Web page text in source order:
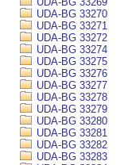
UDA-BG 33270
UDA-BG 33271
UDA-BG 33272
UDA-BG 33274
UDA-BG 33275
UDA-BG 33276
UDA-BG 33277
UDA-BG 33278
UDA-BG 33279
UDA-BG 33280
UDA-BG 33281
UDA-BG 33282
UDA-BG 33283